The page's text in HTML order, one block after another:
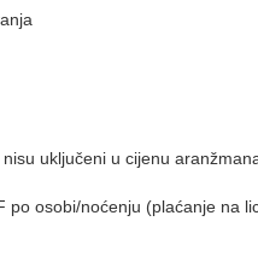
uključeni u cijenu
osobi/noćenju (plaćanje na